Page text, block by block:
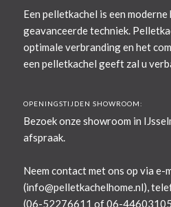
Een pelletkachel is een
geavanceerde techniek.
optimale verbranding en het
een pelletkachel geeft zal u
OPENINGSTIJDEN SHOWROOM:
Bezoek onze showroom in
afspraak.
Neem contact met ons op via e-
(info@pelletkachelhome.nl),
(06-52276611 of 06-